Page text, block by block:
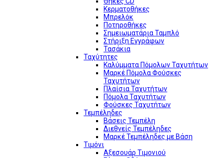
Κερματοθήκες
Μπρελόκ
Ποτηροθήκες
Σημειωματάρια Ταμπλό
Στήριξη Εγγράφων
Τασάκια
Ταχύτητες
Καλύμματα Πόμολων Ταχυτήτων
Μαρκέ Πόμολα Φούσκες
Ταχυτήτων
Πλαίσια Ταχυτήτων
Πόμολα Ταχυτήτων
Φούσκες Ταχυτήτων
Τεμπέληδες
Βάσεις Τεμπέλη
Διεθνείς Τεμπέληδες
Μαρκέ Τεμπέληδες με Βάση
Τιμόνι
Αξεσουάρ Τιμονιού